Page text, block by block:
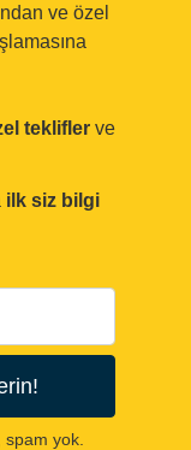
ve özel
teklifler ve
ilk siz bilgi
yok.